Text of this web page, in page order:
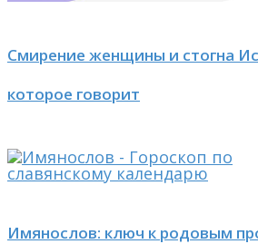
Смирение женщины и стогна
которое говорит
Имянослов: ключ к родовым